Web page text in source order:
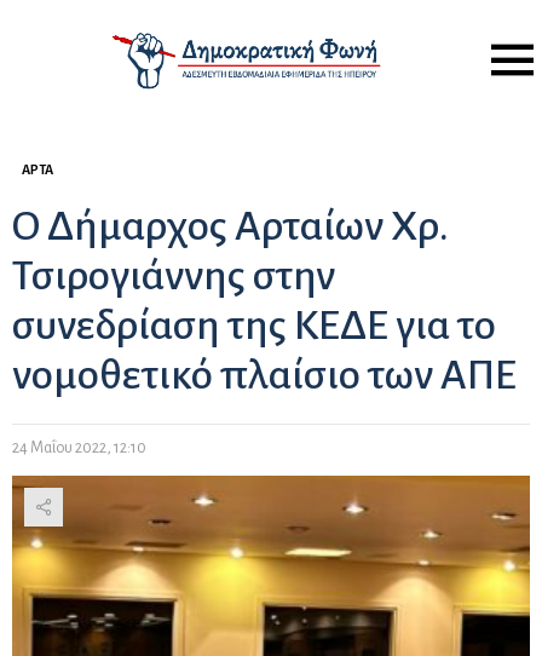
Menu
ΆΡΤΑ
Ο Δήμαρχος Αρταίων Χρ.
Τσιρογιάννης στην
συνεδρίαση της ΚΕΔΕ για το
νομοθετικό πλαίσιο των ΑΠΕ
24 Μαΐου 2022, 12:10